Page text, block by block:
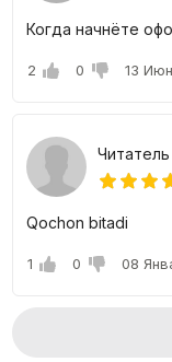
Когда начнёте
2 0 13
Читатель
Qochon bitadi
1 0 08